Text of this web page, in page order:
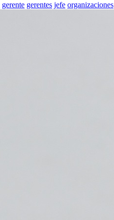
gerente gerentes jefe organizaciones